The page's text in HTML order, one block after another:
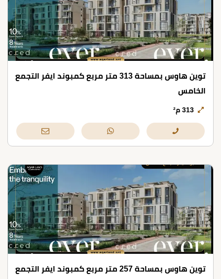
توين هاوس بمساحة 313 متر مربع كمبوند ايفر التجمع
الخامس
313 م²
توين هاوس بمساحة 257 متر مربع كمبوند ايفر التجمع